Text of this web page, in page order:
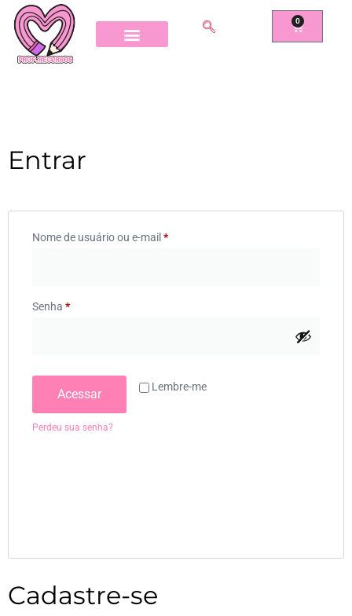
0
Entrar
Nome de usuário ou e-mail *
Senha *
Lembre-me
Acessar
Perdeu sua senha?
Cadastre-se